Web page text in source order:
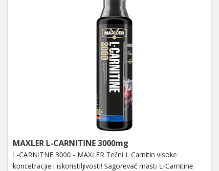
MAXLER L-CARNITINE 3000mg
L-CARNITNE 3000 - MAXLER Tečni L Carnitin visoke
koncetracjie i iskoristiljivosti! Sagorevač masti L-Carnitine